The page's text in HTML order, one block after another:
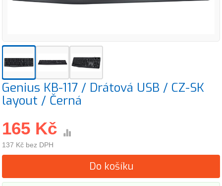
Genius KB-117 / Drátová USB / CZ-SK
layout / Černá
165 Kč
137 Kč bez DPH
Do košíku